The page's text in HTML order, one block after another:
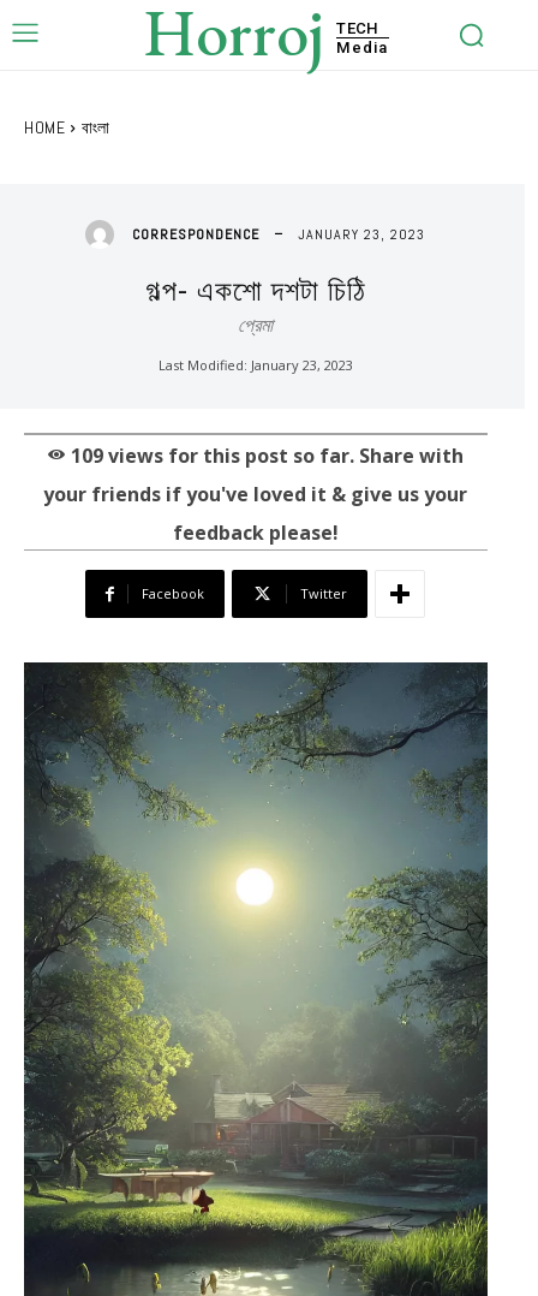
Horroj
TECH
Media
HOME বাংলা
CORRESPONDENCE JANUARY 23, 2023
গল্প- একশো দশটা চিঠি
প্রেমা
Last Modified: January 23, 2023
109views for this post so far. Share with
your friends if you've loved it & give us your
feedback please!
Facebook Twitter